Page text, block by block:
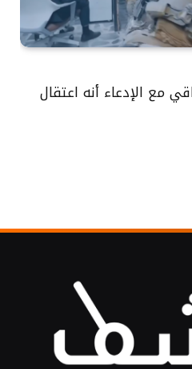
مع الإدعاء أنه اعتقال